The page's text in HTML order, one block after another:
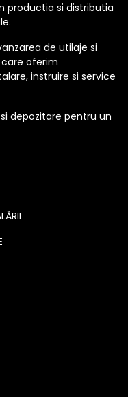
productia si distributia
de utilaje si
oferim
instruire si service
depozitare pentru un